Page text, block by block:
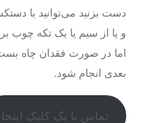
دست بزنید می‌توانید با
و یا از سیم یا یک تکه چوب
اما در صورت فقدان چاه
بعدی انجام شود.
تماس با یک کلیک اینجا